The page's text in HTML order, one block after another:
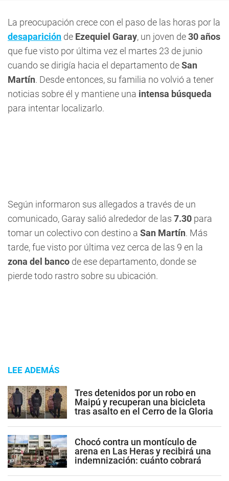
La preocupación crece con el paso de las horas por la
desaparición de Ezequiel Garay, un joven de30 años
que fue visto por última vez el martes 23 de junio
cuando se dirigía hacia el departamento deSan
Martín. Desde entonces, su familia no volvió a tener
noticias sobre él y mantiene una intensa búsqueda
para intentar localizarlo.
Según informaron sus allegados a través de un
comunicado, Garay salió alrededor de las 7.30 para
tomar un colectivo con destino a San Martín. Más
tarde, fue visto por última vez cerca de las 9 en la
zona del banco de ese departamento, donde se
pierde todo rastro sobre su ubicación.
LEE ADEMÁS
Tres detenidos por un robo en
Maipú y recuperan una bicicleta
tras asalto en el Cerro de la Gloria
Chocó contra un montículo de
arena en Las Heras y recibirá una
indemnización: cuánto cobrará